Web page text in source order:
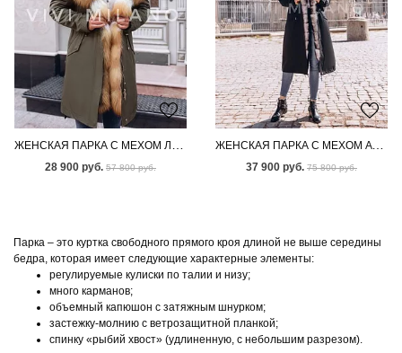
ЖЕНСКАЯ ПАРКА С МЕХОМ ЛИСЫ
28 900 руб. 57 800 руб.
ЖЕНСКАЯ ПАРКА С МЕХОМ АУКЦИОННОГО ПЕСЦА ПОД СОБОЛЬ
37 900 руб. 75 800 руб.
Парка – это куртка свободного прямого кроя длиной не выше середины
бедра, которая имеет следующие характерные элементы:
регулируемые кулиски по талии и низу;
много карманов;
объемный капюшон с затяжным шнурком;
застежку-молнию с ветрозащитной планкой;
спинку «рыбий хвост» (удлиненную, с небольшим разрезом).